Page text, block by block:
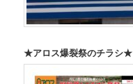
★アロス爆裂祭のチラシ★